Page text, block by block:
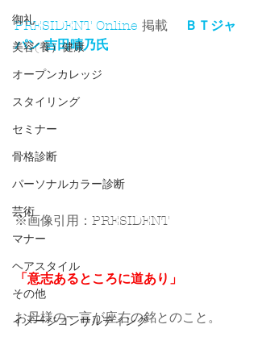
御礼
美容(養）健康
オープンカレッジ
スタイリング
セミナー
骨格診断
パーソナルカラー診断
芸術
マナー
ヘアスタイル
その他
イメージコンサルティング
PRESIDENT Online 掲載
ＢＴジャ
パン 吉田晴乃氏
※画像引用：PRESIDENT
「意志あるところに道あり」
お母様の一言が座右の銘とのこと。